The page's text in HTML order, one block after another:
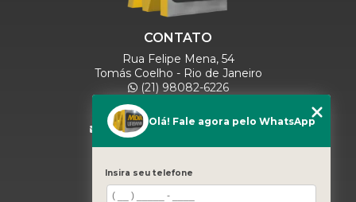
CONTATO
Rua Felipe Mena, 54
Tomás Coelho - Rio de Janeiro
(21) 98082-6226
(21) 97280-9600
(11) 93071-5918
comercialmidiaurbana@gmail.com
Olá! Fale agora pelo WhatsApp
Insira seu telefone